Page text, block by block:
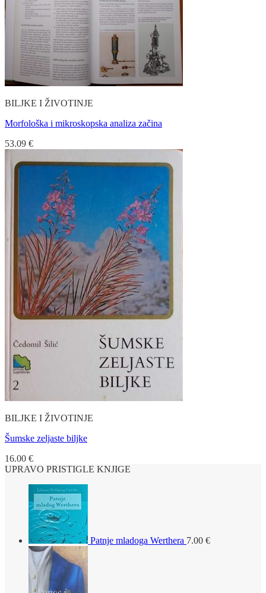
BILJKE I ŽIVOTINJE
Morfološka i mikroskopska analiza začina
53.09 €
BILJKE I ŽIVOTINJE
Šumske zeljaste biljke
16.00 €
UPRAVO PRISTIGLE KNJIGE
Patnje mladoga Werthera 7.00 €